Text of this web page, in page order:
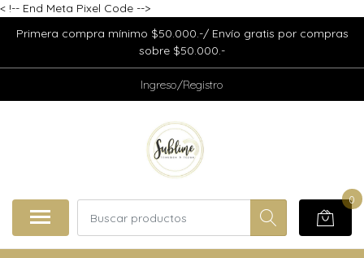
< !-- End Meta Pixel Code -->
Primera compra mínimo $50.000.-/ Envío gratis por compras
sobre $50.000.-
Ingreso/Registro
0